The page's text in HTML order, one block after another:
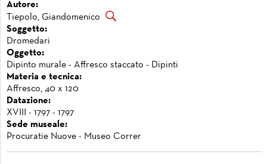
Autore:
Tiepolo, Giandomenico
Soggetto:
Dromedari
Oggetto:
Dipinto murale - Affresco staccato - Dipinti
Materia e tecnica:
Affresco, 40 x 120
Datazione:
XVIII - 1797 - 1797
Sede museale:
Procuratie Nuove - Museo Correr